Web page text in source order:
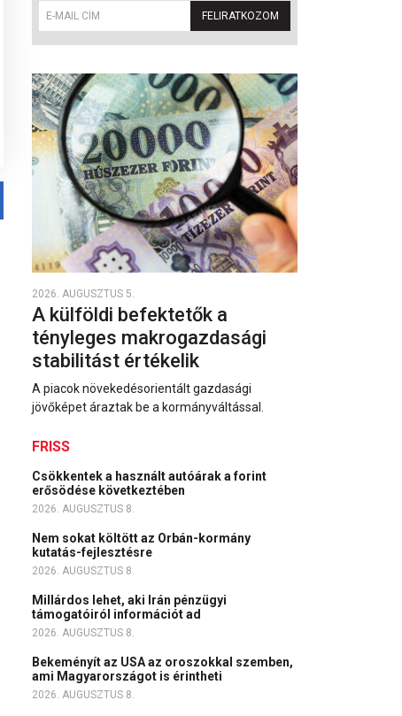
FELIRATKOZOM
2026. AUGUSZTUS 5.
A külföldi befektetők a
tényleges makrogazdasági
stabilitást értékelik
A piacok növekedésorientált gazdasági
jövőképet áraztak be a kormányváltással.
FRISS
Csökkentek a használt autóárak a forint
erősödése következtében
2026. AUGUSZTUS 8.
Nem sokat költött az Orbán-kormány
kutatás-fejlesztésre
2026. AUGUSZTUS 8.
Millárdos lehet, aki Irán pénzügyi
támogatóiról információt ad
2026. AUGUSZTUS 8.
Bekeményít az USA az oroszokkal szemben,
ami Magyarországot is érintheti
2026. AUGUSZTUS 8.